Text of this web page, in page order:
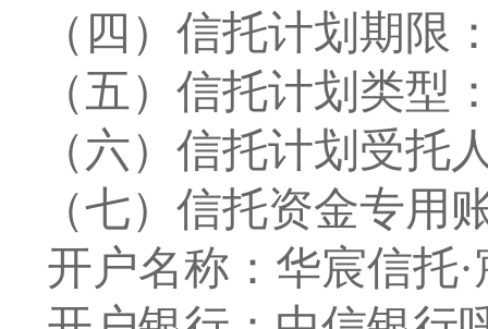
（四）信托计划期限
（五）信托计划类型
（六）信托计划受托
（七）信托资金专用
开户名称：华宸信托·